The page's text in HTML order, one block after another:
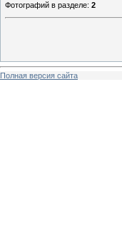
Фотографий в разделе: 2
Полная версия сайта